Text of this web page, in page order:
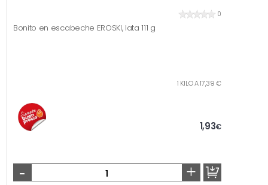
0
Bonito en escabeche EROSKI, lata 111 g
1 KILO A 17,39 €
1,93€
- +